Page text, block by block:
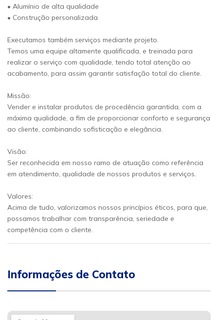
• Alumínio de alta qualidade
• Construção personalizada
Executamos também serviços mediante projeto.
Temos uma equipe altamente qualificada, e treinada para
realizar o serviço com qualidade, tendo total atenção ao
acabamento, para assim garantir satisfação total do cliente.
Missão:
Vender e instalar produtos de procedência garantida, com a
máxima qualidade, a fim de proporcionar conforto e segurança
ao cliente, combinando sofisticação e elegância.
Visão:
Ser reconhecida em nosso ramo de atuação como referência
em atendimento, qualidade de nossos produtos e serviços.
Valores:
Acima de tudo, valorizamos nossos princípios éticos, para que,
possamos trabalhar com transparência, seriedade e
competência com o cliente.
Informações de Contato